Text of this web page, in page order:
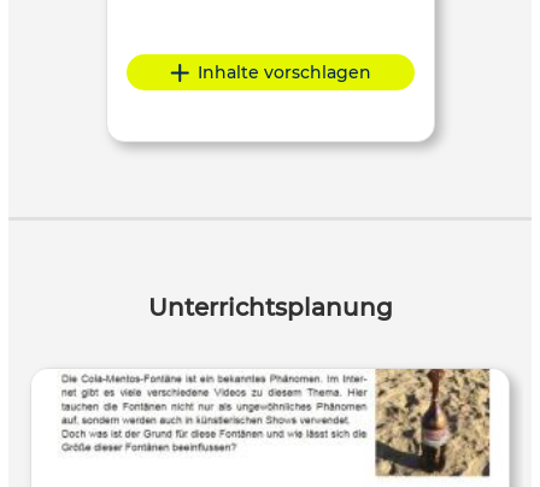
Inhalte vorschlagen
Unterrichtsplanung